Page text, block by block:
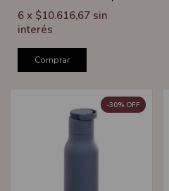
6 x $10.616,67 sin
interés
Comprar
-30% OFF